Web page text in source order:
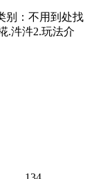
别：不用到处找
.汼汼2.玩法介